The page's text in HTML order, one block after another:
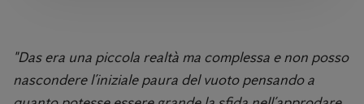
"Das era una piccola realtà ma complessa e non posso
nascondere l’iniziale paura del vuoto pensando a